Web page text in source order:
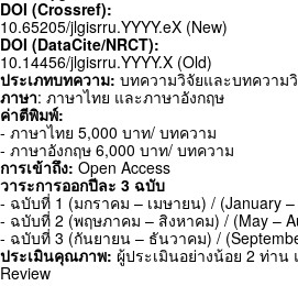
DOI (Crossref):
10.65205/jlgisrru.YYYY.eX (New)
DOI (DataCite/NRCT):
10.14456/jlgisrru.YYYY.X (Old)
ประเภทบทความ: บทความวิจัยและบทความ
ภาษา: ภาษาไทย และภาษาอังกฤษ
ค่าตีพิมพ์:
- ภาษาไทย 5,000 บาท/ บทความ
- ภาษาอังกฤษ 6,000 บาท/ บทความ
การเข้าถึง: Open Access
วาระการออกปีละ 3 ฉบับ
- ฉบับที่ 1 (มกราคม – เมษายน) / (January –
- ฉบับที่ 2 (พฤษภาคม – สิงหาคม) / (May –
- ฉบับที่ 3 (กันยายน – ธันวาคม) /
ประเมินคุณภาพ: ผู้ประเมินอย่างน้อย 2 ท่าน
Review